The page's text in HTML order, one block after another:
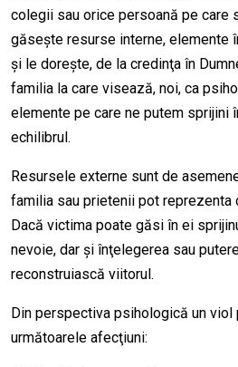
colegii sau orice persoană pe care
găseşte resurse interne, elemente
şi le doreşte, de la credinţa în
familia la care visează, noi, ca
elemente pe care ne putem sprijini
echilibrul.
Resursele externe sunt de
familia sau prietenii pot reprezenta
Dacă victima poate găsi în ei
nevoie, dar şi înţelegerea sau
reconstruiască viitorul.
Din perspectiva psihologică un viol
următoarele afecţiuni: